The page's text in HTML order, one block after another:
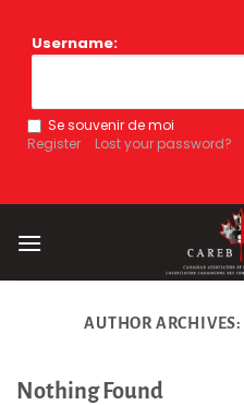
Username:
Se souvenir de moi
Register
Lost your password?
AUTHOR ARCHIVES:
Nothing Found